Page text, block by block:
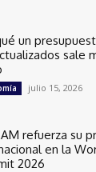
un
sale
julio 15, 2026
refuerza su
en la
2026